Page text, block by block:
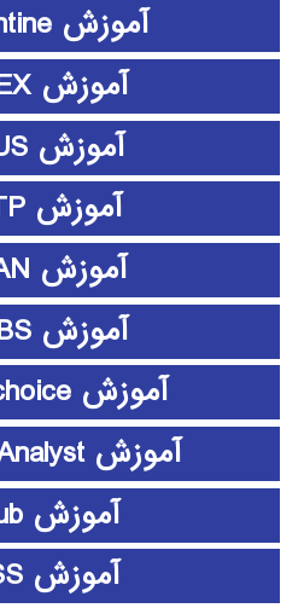
آموزش clementine
آموزش CPLEX
آموزش EDIUS
آموزش EMTP
آموزش ePLAN
آموزش ETABS
آموزش expert choice
آموزش Frontier Analyst
آموزش github
آموزش HFSS